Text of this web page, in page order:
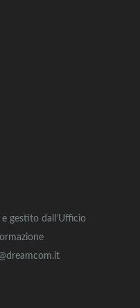
gestito dall’Ufficio